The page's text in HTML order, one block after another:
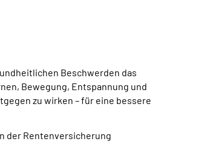
Beschwerden das
Bewegung, Entspannung und
zu wirken – für eine bessere
der Rentenversicherung